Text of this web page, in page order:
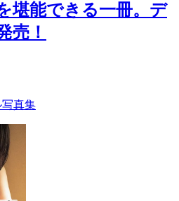
堪能できる一冊。デ
売！
真集